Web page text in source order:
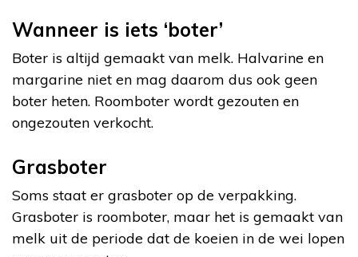
Wanneer is iets ‘boter’
Boter is altijd gemaakt van melk. Halvarine en
margarine niet en mag daarom dus ook geen
boter heten. Roomboter wordt gezouten en
ongezouten verkocht.
Grasboter
Soms staat er grasboter op de verpakking.
Grasboter is roomboter, maar het is gemaakt van
melk uit de periode dat de koeien in de wei lopen